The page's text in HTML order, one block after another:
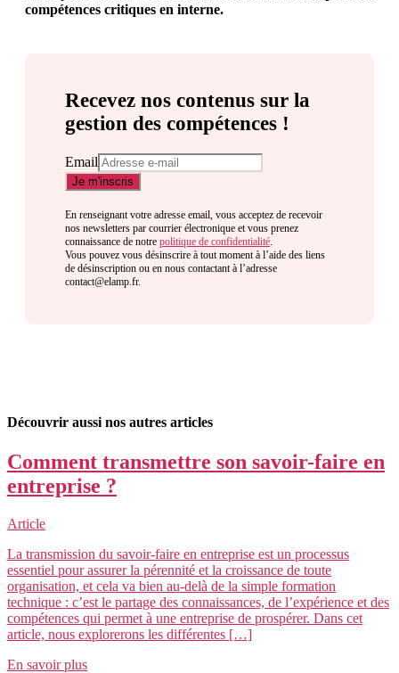
compétences critiques en interne.
Recevez nos contenus sur la
gestion des compétences !
Email
En renseignant votre adresse email, vous acceptez de recevoir
nos newsletters par courrier électronique et vous prenez
connaissance de notre politique de confidentialité.
Vous pouvez vous désinscrire à tout moment à l’aide des liens
de désinscription ou en nous contactant à l’adresse
contact@elamp.fr.
Découvrir aussi nos autres articles
Comment transmettre son savoir-faire en
entreprise ?
Article
La transmission du savoir-faire en entreprise est un processus
essentiel pour assurer la pérennité et la croissance de toute
organisation, et cela va bien au-delà de la simple formation
technique : c’est le partage des connaissances, de l’expérience et des
compétences qui permet à une entreprise de prospérer. Dans cet
article, nous explorerons les différentes […]
En savoir plus